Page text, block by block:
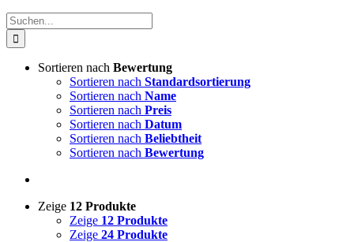
Suche
nach:
Sortieren nach Bewertung
Sortieren nach Standardsortierung
Sortieren nach Name
Sortieren nach Preis
Sortieren nach Datum
Sortieren nach Beliebtheit
Sortieren nach Bewertung
Zeige 12 Produkte
Zeige 12 Produkte
Zeige 24 Produkte